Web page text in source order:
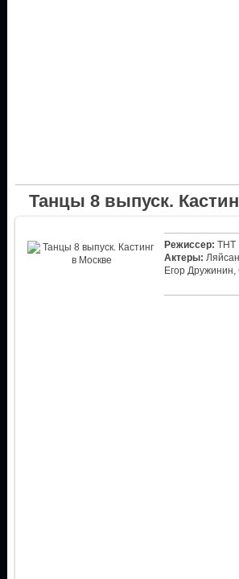
Танцы 8 выпуск.
Режиссер: ТНТ
Актеры:
Егор Дружинин,